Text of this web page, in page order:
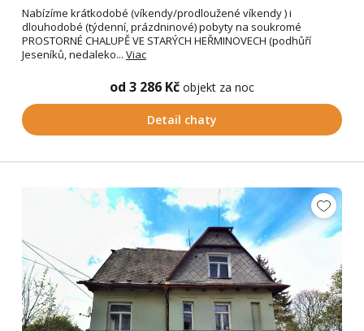
Nabízíme krátkodobé (víkendy/prodloužené víkendy ) i
dlouhodobé (týdenní, prázdninové) pobyty na soukromé
PROSTORNÉ CHALUPĚ VE STARÝCH HEŘMINOVECH (podhůří
Jeseníků, nedaleko... Viac
od 3 286 Kč objekt za noc
Detail chaty